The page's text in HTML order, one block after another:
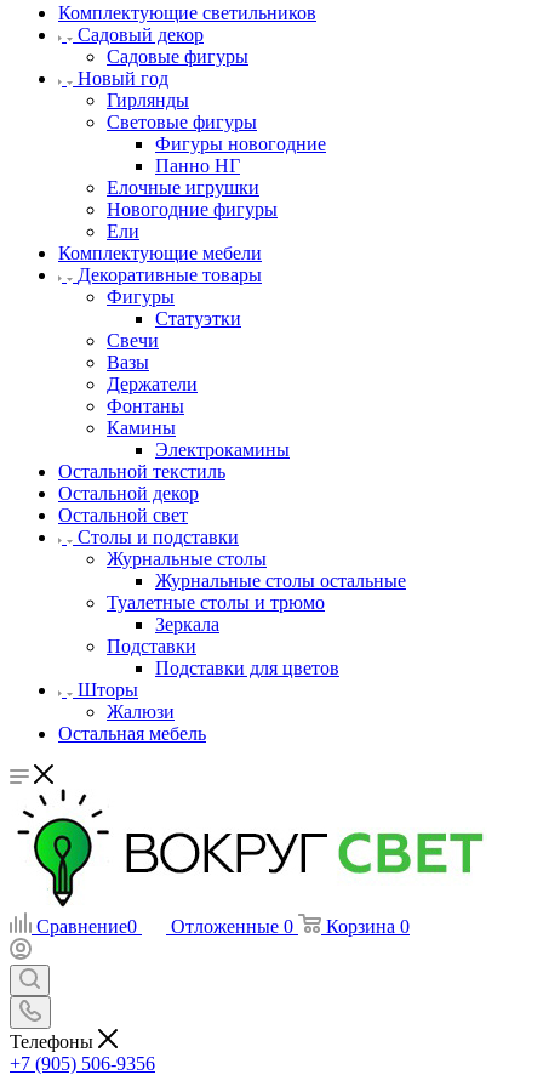
Комплектующие светильников
Садовый декор
Садовые фигуры
Новый год
Гирлянды
Световые фигуры
Фигуры новогодние
Панно НГ
Елочные игрушки
Новогодние фигуры
Ели
Комплектующие мебели
Декоративные товары
Фигуры
Статуэтки
Свечи
Вазы
Держатели
Фонтаны
Камины
Электрокамины
Остальной текстиль
Остальной декор
Остальной свет
Столы и подставки
Журнальные столы
Журнальные столы остальные
Туалетные столы и трюмо
Зеркала
Подставки
Подставки для цветов
Шторы
Жалюзи
Остальная мебель
Сравнение0 Отложенные 0 Корзина 0
Телефоны
+7 (905) 506-9356